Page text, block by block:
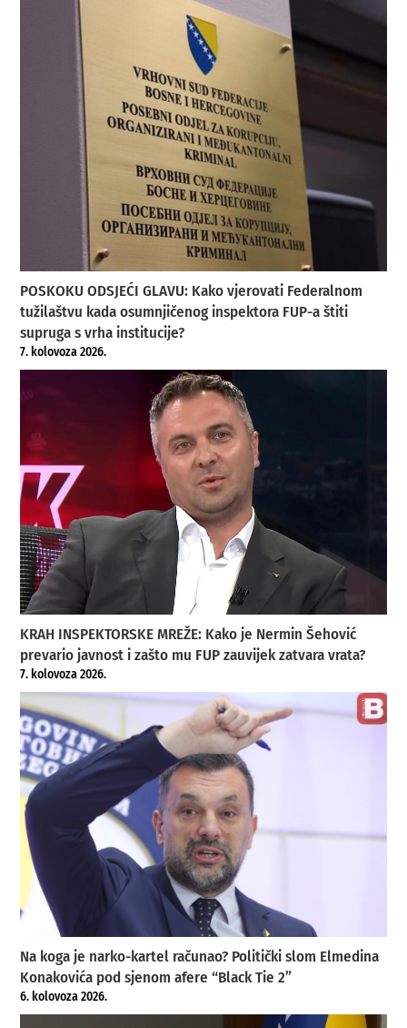
POSKOKU ODSJEĆI GLAVU: Kako vjerovati Federalnom
tužilaštvu kada osumnjičenog inspektora FUP-a štiti
supruga s vrha institucije?
7. kolovoza 2026.
KRAH INSPEKTORSKE MREŽE: Kako je Nermin Šehović
prevario javnost i zašto mu FUP zauvijek zatvara vrata?
7. kolovoza 2026.
Na koga je narko-kartel računao? Politički slom Elmedina
Konakovića pod sjenom afere “Black Tie 2”
6. kolovoza 2026.